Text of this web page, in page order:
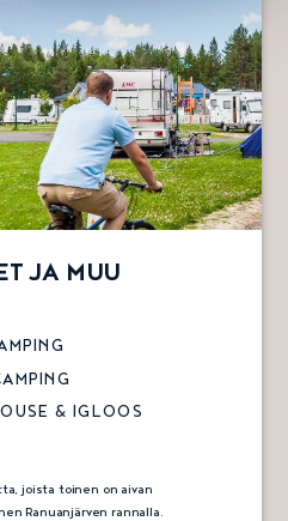
JA MUU
& IGLOOS
joista toinen on aivan
Ranuanjärven rannalla.